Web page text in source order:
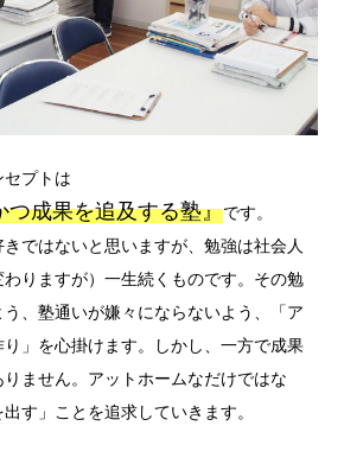
プトは
つ成果を追及する塾』です。
ではないと思いますが、勉強は社会人
りますが）一生続くものです。その勉
、塾通いが嫌々にならないよう、「ア
」を心掛けます。しかし、一方で成果
ません。アットホームなだけではな
す」ことを追求していきます。